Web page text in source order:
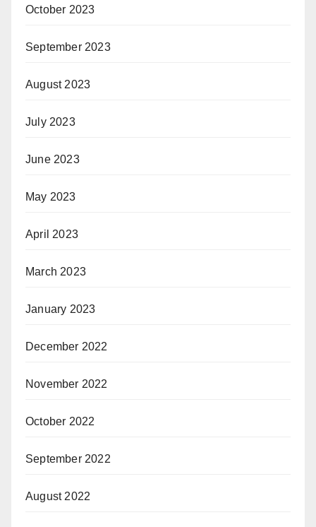
October 2023
September 2023
August 2023
July 2023
June 2023
May 2023
April 2023
March 2023
January 2023
December 2022
November 2022
October 2022
September 2022
August 2022